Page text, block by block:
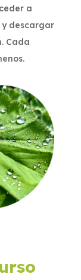
a
y descargar
Cada